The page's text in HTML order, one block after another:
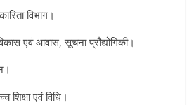
विभाग।
एवं आवास, सूचना प्रौद्योगिकी।
शिक्षा एवं विधि।